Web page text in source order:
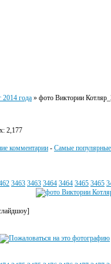
года » фото Виктории
2,177
комментарии - Самые популярные
3463 3463 3464 3464 3465 3465